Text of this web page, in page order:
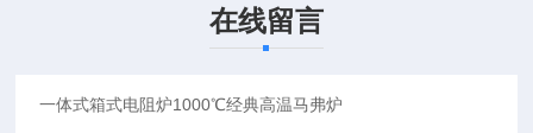
在线留言